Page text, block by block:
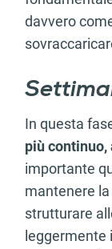
davvero
In questa
più continuo,
importante
mantenere
strutturare
leggermente